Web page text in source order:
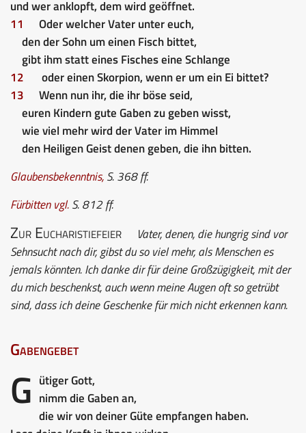
und wer anklopft, dem wird geöffnet.
11
Oder welcher Vater unter euch,
den der Sohn um einen Fisch bittet,
gibt ihm statt eines Fisches eine Schlange
12
oder einen Skorpion, wenn er um ein Ei bittet?
13
Wenn nun ihr, die ihr böse seid,
euren Kindern gute Gaben zu geben wisst,
wie viel mehr wird der Vater im Himmel
den Heiligen Geist denen geben, die ihn bitten.
Glaubensbekenntnis,S. 368 ff.
Fürbittenvgl.S. 812 ff.
Zur Eucharistiefeier
Vater, denen, die hungrig sind vor
Sehnsucht nach dir, gibst du so viel mehr, als Menschen es
jemals könnten. Ich danke dir für deine Großzügigkeit, mit der
du mich beschenkst, auch wenn meine Augen oft so getrübt
sind, dass ich deine Geschenke für mich nicht erkennen kann.
Gabengebet
G ütiger Gott,
nimm die Gaben an,
die wir von deiner Güte empfangen haben.